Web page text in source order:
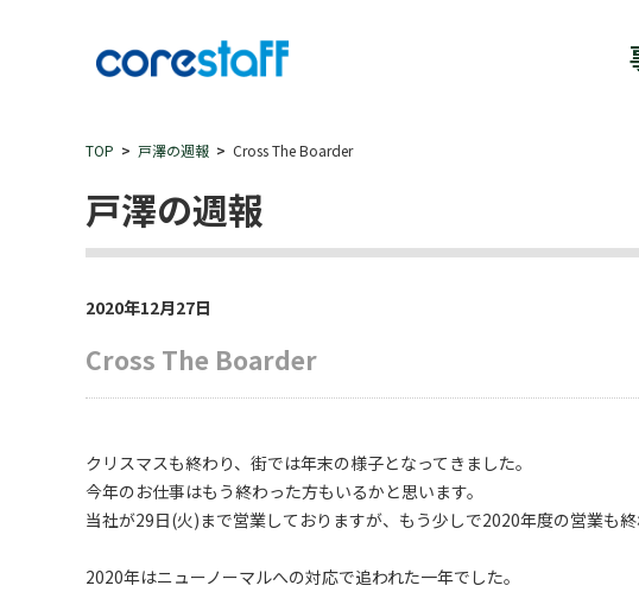
TOP 戸澤の週報 Cross The Boarder
戸澤の週報
2020年12月27日
Cross The Boarder
クリスマスも終わり、街では年末の様子となってきました。
今年のお仕事はもう終わった方もいるかと思います。
当社が29日(火)まで営業しておりますが、もう少しで2020年度の営業も終
2020年はニューノーマルへの対応で追われた一年でした。